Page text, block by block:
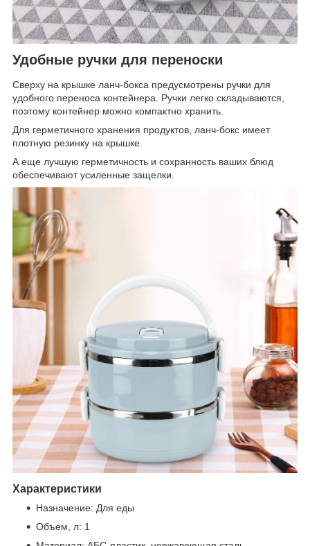
Удобные ручки для переноски
Сверху на крышке ланч-бокса предусмотрены ручки для
удобного переноса контейнера. Ручки легко складываются,
поэтому контейнер можно компактно хранить.
Для герметичного хранения продуктов, ланч-бокс имеет
плотную резинку на крышке.
А еще лучшую герметичность и сохранность ваших блюд
обеспечивают усиленные защелки.
Характеристики
Назначение: Для еды
Объем, л: 1